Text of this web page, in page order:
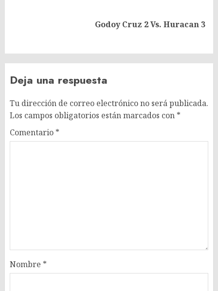
Godoy Cruz 2 Vs. Huracan 3
Deja una respuesta
Tu dirección de correo electrónico no será publicada.
Los campos obligatorios están marcados con *
Comentario *
Nombre *